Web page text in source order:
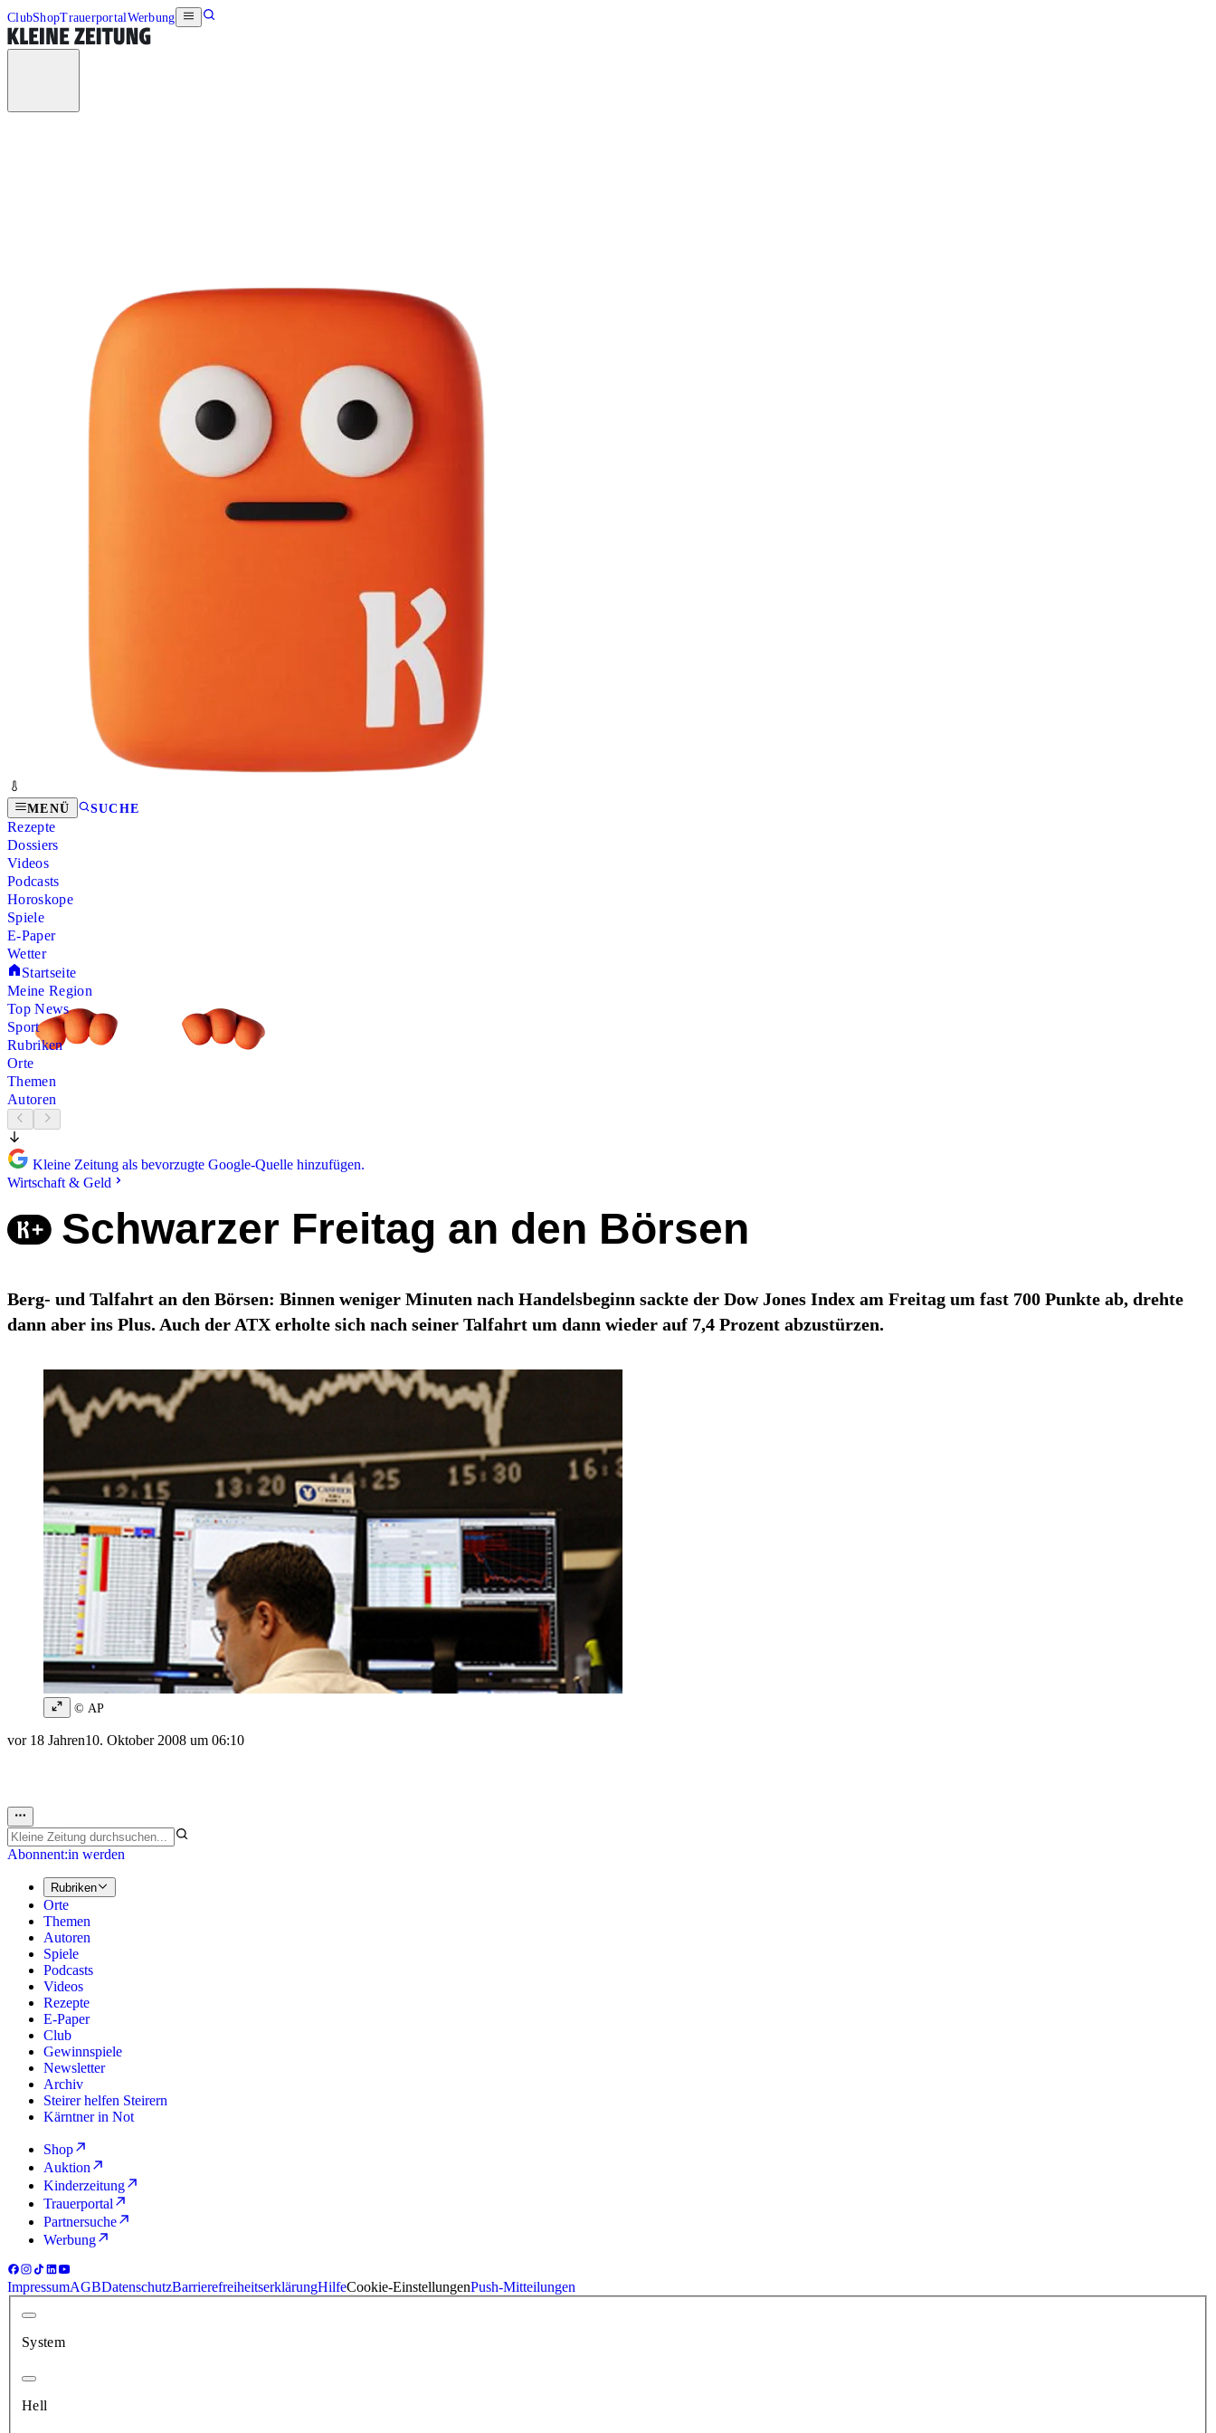
ClubShopTrauerportalWerbung
MENÜ SUCHE
Rezepte
Dossiers
Videos
Podcasts
Horoskope
Spiele
E-Paper
Wetter
Startseite
Meine Region
Top News
Sport
Rubriken
Orte
Themen
Autoren
Kleine Zeitung als bevorzugte Google-Quelle hinzufügen.
Wirtschaft & Geld
Schwarzer Freitag an den Börsen
Berg- und Talfahrt an den Börsen: Binnen weniger Minuten nach Handelsbeginn sackte der Dow Jones Index am Freitag um fast 700 Punkte ab, drehte
dann aber ins Plus. Auch der ATX erholte sich nach seiner Talfahrt um dann wieder auf 7,4 Prozent abzustürzen.
© AP
vor 18 Jahren10. Oktober 2008 um 06:10
Abonnent:in werden
Rubriken
Orte
Themen
Autoren
Spiele
Podcasts
Videos
Rezepte
E-Paper
Club
Gewinnspiele
Newsletter
Archiv
Steirer helfen Steirern
Kärntner in Not
Shop
Auktion
Kinderzeitung
Trauerportal
Partnersuche
Werbung
ImpressumAGBDatenschutzBarrierefreiheitserklärungHilfeCookie-EinstellungenPush-Mitteilungen
System
Hell